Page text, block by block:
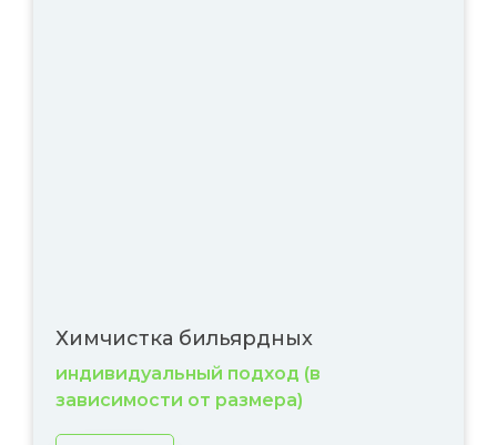
Химчистка бильярдных
индивидуальный подход (в
зависимости от размера)